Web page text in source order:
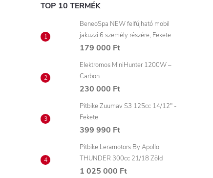
TOP 10 TERMÉK
BeneoSpa NEW felfújható mobil
jakuzzi 6 személy részére, Fekete
179 000 Ft
Elektromos MiniHunter 1200W –
Carbon
230 000 Ft
Pitbike Zuumav S3 125cc 14/12" -
Fekete
399 990 Ft
Pitbike Leramotors By Apollo
THUNDER 300cc 21/18 Zöld
1 025 000 Ft